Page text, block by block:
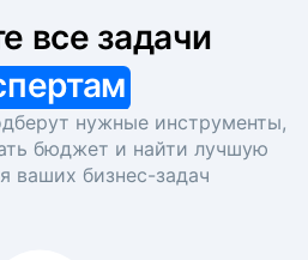
нужные инструменты,
бюджет и найти лучшую
ваших бизнес-задач